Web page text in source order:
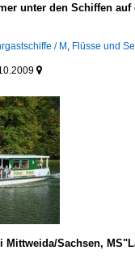
unter den Schiffen auf
/ M , Flüsse und

Mittweida/Sachsen,